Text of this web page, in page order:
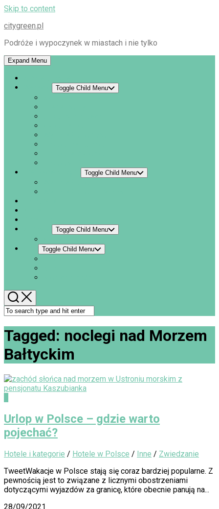
Skip to content
citygreen.pl
Podróże i wypoczynek w miastach i nie tylko
Expand Menu
Toggle Child Menu
Toggle Child Menu
Toggle Child Menu
Toggle Child Menu
Tagged: noclegi nad Morzem
Bałtyckim
Urlop w Polsce – gdzie warto
pojechać?
Hotele i kategorie / Hotele w Polsce / Inne / Zwiedzanie
TweetWakacje w Polsce stają się coraz bardziej popularne. Z
pewnością jest to związane z licznymi obostrzeniami
dotyczącymi wyjazdów za granicę, które obecnie panują na...
28/09/2021